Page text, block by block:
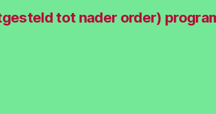
tot nader order)